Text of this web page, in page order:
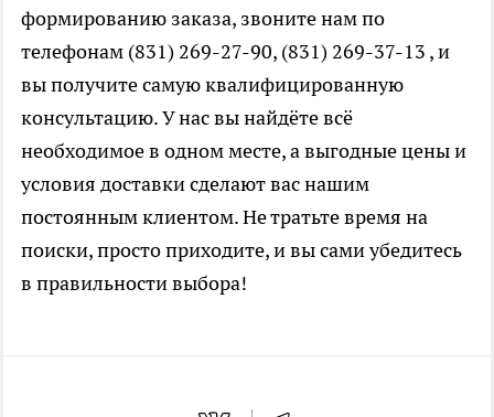
формированию заказа, звоните нам по
телефонам (831) 269-27-90, (831) 269-37-13 , и
вы получите самую квалифицированную
консультацию. У нас вы найдёте всё
необходимое в одном месте, а выгодные цены и
условия доставки сделают вас нашим
постоянным клиентом. Не тратьте время на
поиски, просто приходите, и вы сами убедитесь
в правильности выбора!